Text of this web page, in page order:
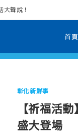
大聲說！
首頁
彰化新鮮事
【祈福活
盛大登場